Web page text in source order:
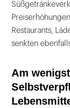
Restaurants,
senkten
Am